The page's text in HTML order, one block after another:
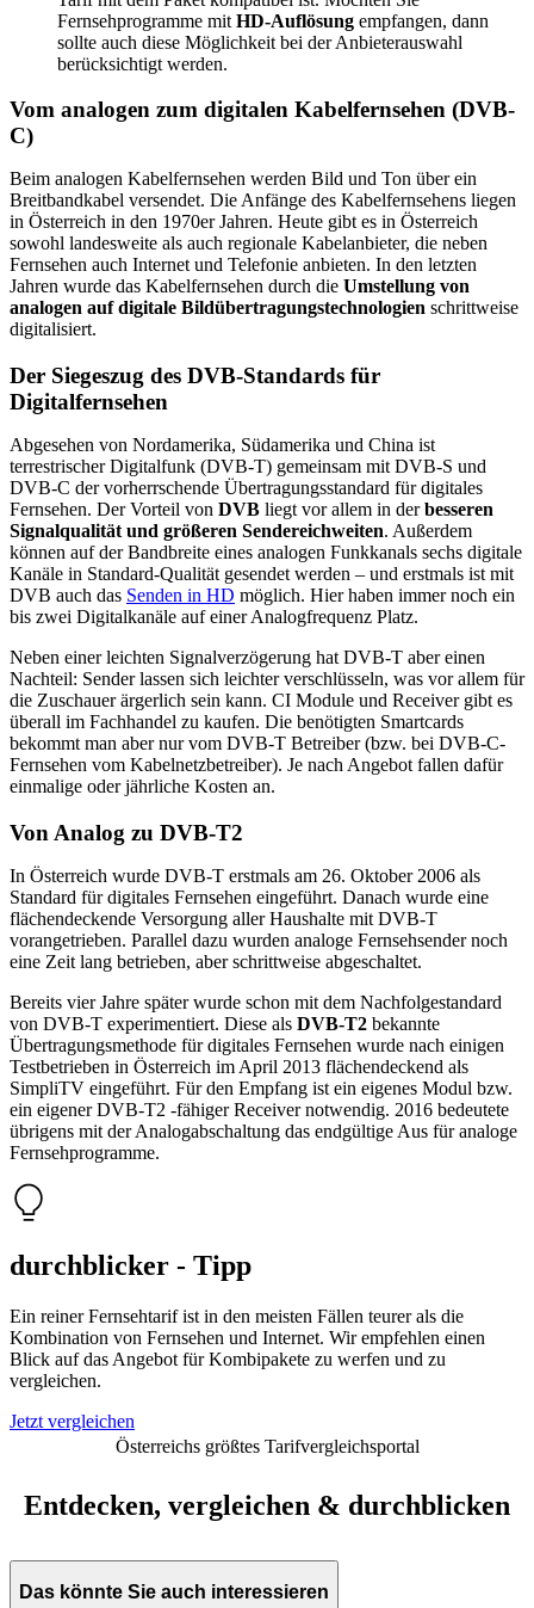
Fernsehprogramme mit HD-Auflösung empfangen, dann
sollte auch diese Möglichkeit bei der Anbieterauswahl
berücksichtigt werden.
Vom analogen zum digitalen Kabel­fernsehen (DVB-
C)
Beim analogen Kabelfernsehen werden Bild und Ton über ein
Breitbandkabel versendet. Die Anfänge des Kabelfernsehens liegen
in Österreich in den 1970er Jahren. Heute gibt es in Österreich
sowohl landesweite als auch regionale Kabelanbieter, die neben
Fernsehen auch Internet und Telefonie anbieten. In den letzten
Jahren wurde das Kabelfernsehen durch die Umstellung von
analogen auf digitale Bildübertragungstechnologien schrittweise
digitalisiert.
Der Siegeszug des DVB-Standards für
Digitalfernsehen
Abgesehen von Nordamerika, Südamerika und China ist
terrestrischer Digitalfunk (DVB-T) gemeinsam mit DVB-S und
DVB-C der vorherrschende Übertragungsstandard für digitales
Fernsehen. Der Vorteil von DVB liegt vor allem in derbesseren
Signalqualität und größeren Sendereichweiten. Außerdem
können auf der Bandbreite eines analogen Funkkanals sechs digitale
Kanäle in Standard-Qualität gesendet werden – und erstmals ist mit
DVB auch das Senden in HD möglich. Hier haben immer noch ein
bis zwei Digitalkanäle auf einer Analogfrequenz Platz.
Neben einer leichten Signalverzögerung hat DVB-T aber einen
Nachteil: Sender lassen sich leichter verschlüsseln, was vor allem für
die Zuschauer ärgerlich sein kann. CI Module und Receiver gibt es
überall im Fachhandel zu kaufen. Die benötigten Smartcards
bekommt man aber nur vom DVB-T Betreiber (bzw. bei DVB-C-
Fernsehen vom Kabelnetzbetreiber). Je nach Angebot fallen dafür
einmalige oder jährliche Kosten an.
Von Analog zu DVB-T2
In Österreich wurde DVB-T erstmals am 26. Oktober 2006 als
Standard für digitales Fernsehen eingeführt. Danach wurde eine
flächendeckende Versorgung aller Haushalte mit DVB-T
vorangetrieben. Parallel dazu wurden analoge Fernsehsender noch
eine Zeit lang betrieben, aber schrittweise abgeschaltet.
Bereits vier Jahre später wurde schon mit dem Nachfolgestandard
von DVB-T experimentiert. Diese als DVB-T2 bekannte
Übertragungsmethode für digitales Fernsehen wurde nach einigen
Testbetrieben in Österreich im April 2013 flächendeckend als
SimpliTV eingeführt. Für den Empfang ist ein eigenes Modul bzw.
ein eigener DVB-T2 -fähiger Receiver notwendig. 2016 bedeutete
übrigens mit der Analogabschaltung das endgültige Aus für analoge
Fernsehprogramme.
durchblicker - Tipp
Ein reiner Fernsehtarif ist in den meisten Fällen teurer als die
Kombination von Fernsehen und Internet. Wir empfehlen einen
Blick auf das Angebot für Kombipakete zu werfen und zu
vergleichen.
Jetzt vergleichen
Österreichs größtes Tarifvergleichsportal
Entdecken, vergleichen & durchblicken
Das könnte Sie auch interessieren